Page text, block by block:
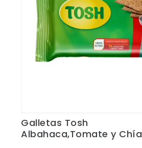
Galletas Tosh
Albahaca,Tomate y Chía